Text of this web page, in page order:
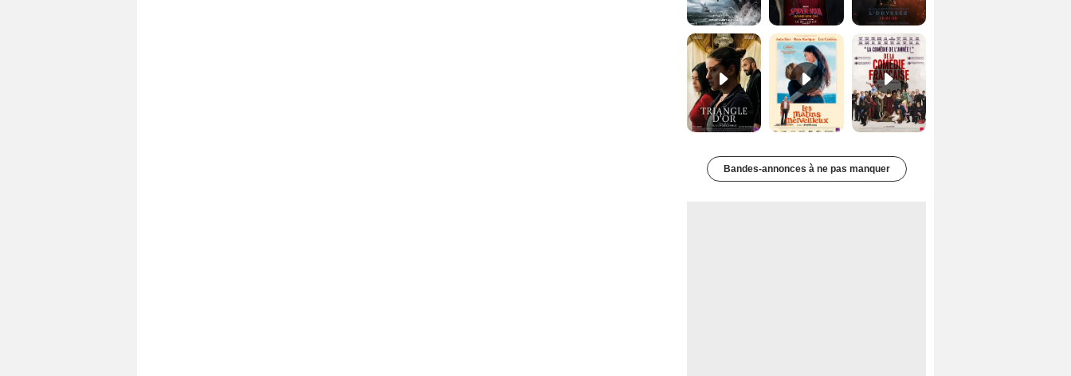
Le Triangle d'or Bande-annonce VF De la Comédie-Française Teaser VF
Bandes-annonces à ne pas manquer